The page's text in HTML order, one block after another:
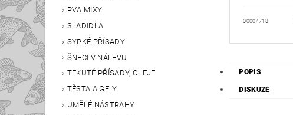
PVA MIXY
SLADIDLA
SYPKÉ PŘÍSADY
ŠNECI V NÁLEVU
TEKUTÉ PŘÍSADY, OLEJE
TĚSTA A GELY
UMĚLÉ NÁSTRAHY
00004718
POPIS
DISKUZE